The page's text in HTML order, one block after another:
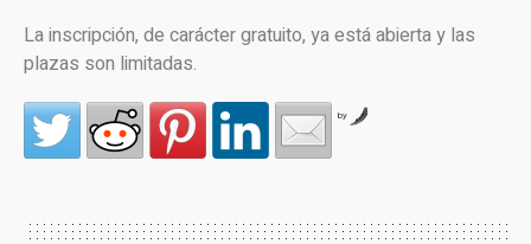
La inscripción, de carácter gratuito, ya está abierta y las
plazas son limitadas.
by